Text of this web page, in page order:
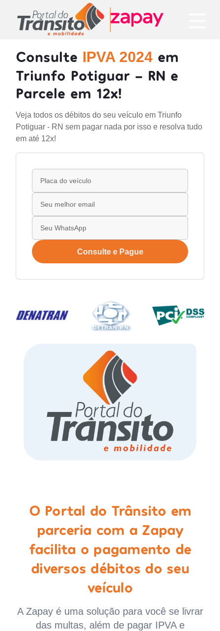
Consulte IPVA 2024 em
Triunfo Potiguar - RN e
Parcele em 12x!
Veja todos os débitos do seu veículo em Triunfo
Potiguar - RN sem pagar nada por isso e resolva tudo
em até 12x!
Consulte e Pague
O Portal do Trânsito em
parceria com a Zapay
facilita o pagamento de
diversos débitos do seu
veículo
A Zapay é uma solução para você se livrar
das multas, além de pagar IPVA e